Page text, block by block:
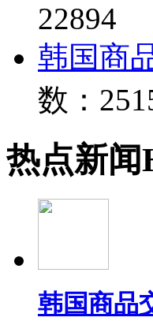
22894
韩国商
数：
热点新闻
韩国商品